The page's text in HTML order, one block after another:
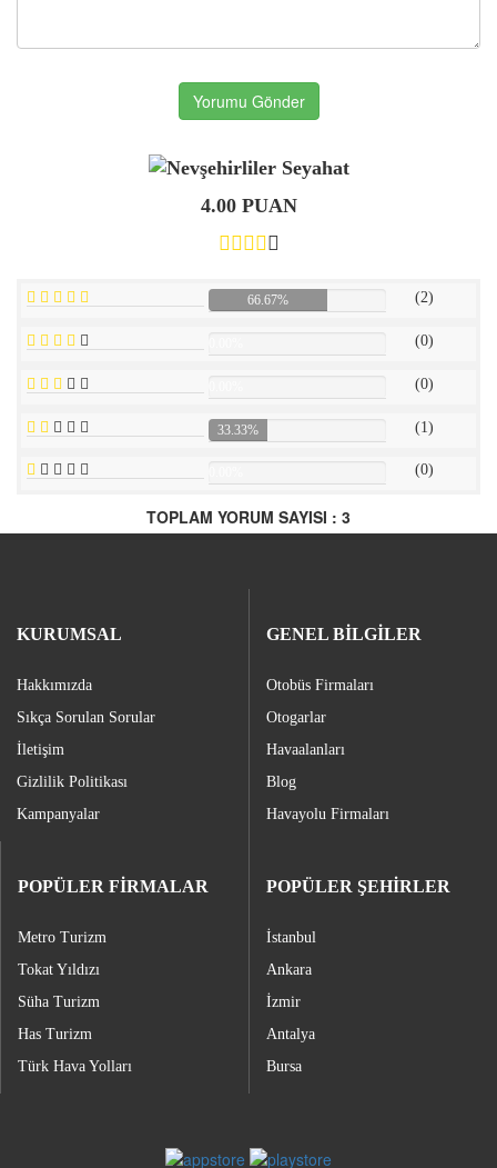
Yorumu Gönder
4.00 PUAN
66.67% (2)
(0)
(0)
33.33% (1)
(0)
TOPLAM YORUM SAYISI : 3
KURUMSAL
Hakkımızda
Sıkça Sorulan Sorular
İletişim
Gizlilik Politikası
Kampanyalar
GENEL BİLGİLER
Otobüs Firmaları
Otogarlar
Havaalanları
Blog
Havayolu Firmaları
POPÜLER FİRMALAR
Metro Turizm
Tokat Yıldızı
Süha Turizm
Has Turizm
Türk Hava Yolları
POPÜLER ŞEHİRLER
İstanbul
Ankara
İzmir
Antalya
Bursa